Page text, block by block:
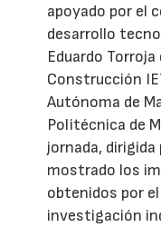
apoyado por el
desarrollo
Eduardo Torroja
Construcción
Autónoma de
Politécnica de
jornada, dirigida
mostrado los
obtenidos por
investigación